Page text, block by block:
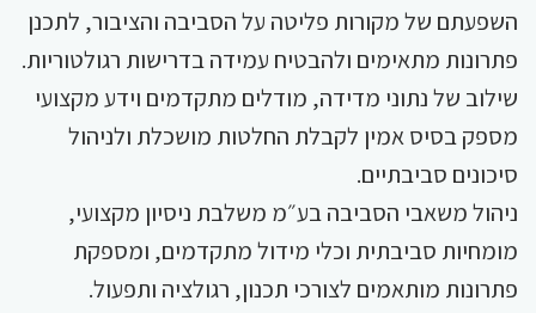
השפעתם של מקורות פליטה על הסביבה והציבור, לתכנן
פתרונות מתאימים ולהבטיח עמידה בדרישות רגולטוריות.
שילוב של נתוני מדידה, מודלים מתקדמים וידע מקצועי
מספק בסיס אמין לקבלת החלטות מושכלת ולניהול
סיכונים סביבתיים.
ניהול משאבי הסביבה בע״מ משלבת ניסיון מקצועי,
מומחיות סביבתית וכלי מידול מתקדמים, ומספקת
פתרונות מותאמים לצורכי תכנון, רגולציה ותפעול.